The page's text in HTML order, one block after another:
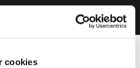
cookies